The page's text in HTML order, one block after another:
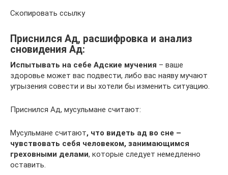
Скопировать ссылку
Приснился Ад, расшифровка и анализ
сновидения Ад:
Испытывать на себе Адские мучения – ваше
здоровье может вас подвести, либо вас наяву мучают
угрызения совести и вы хотели бы изменить ситуацию.
Приснился Ад, мусульмане считают:
Мусульмане считают, что видеть ад во сне –
чувствовать себя человеком, занимающимся
греховными делами, которые следует немедленно
оставить.